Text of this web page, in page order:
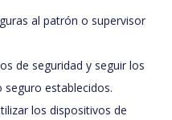
al patrón o supervisor
de seguridad y seguir los
establecidos.
los dispositivos de